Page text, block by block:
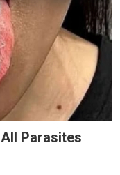
Parasites